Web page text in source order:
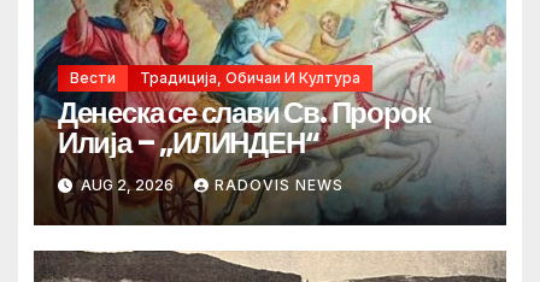
Вести Традиција, Обичаи И Култура
Денеска се слави Св. Пророк
Илија – „ИЛИНДЕН“
AUG 2, 2026 RADOVIS NEWS